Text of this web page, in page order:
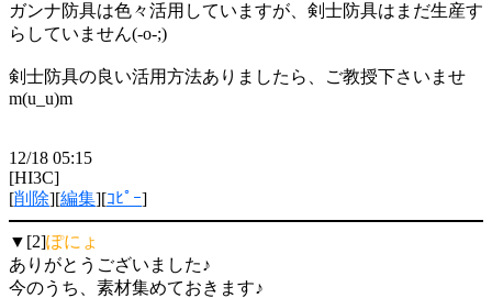
ガンナ防具は色々活用していますが、剣士防具はまだ生産す
らしていません(-o-;)
剣士防具の良い活用方法ありましたら、ご教授下さいませ
m(u_u)m
12/18 05:15
[HI3C]
[削除][編集][ｺﾋﾟｰ]
▼[2]ぽにょ
ありがとうございました♪
今のうち、素材集めておきます♪